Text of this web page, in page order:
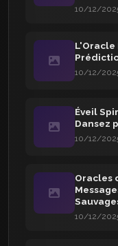
10/12/
L'Oracle
10/12/
Éveil
Dansez
10/12/
Oracles
10/12/